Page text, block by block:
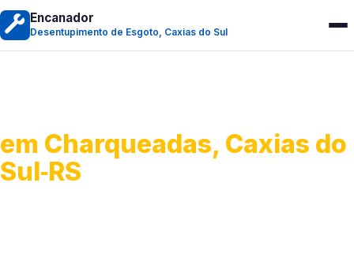
Encanador
Desentupimento de Esgoto, Caxias do Sul
em Charqueadas, Caxias do
Sul‑RS